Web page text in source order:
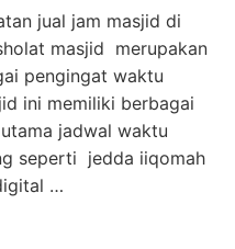
jual jam masjid di
masjid merupakan
pengingat waktu
ini memiliki berbagai
jadwal waktu
seperti jedda iiqomah
…